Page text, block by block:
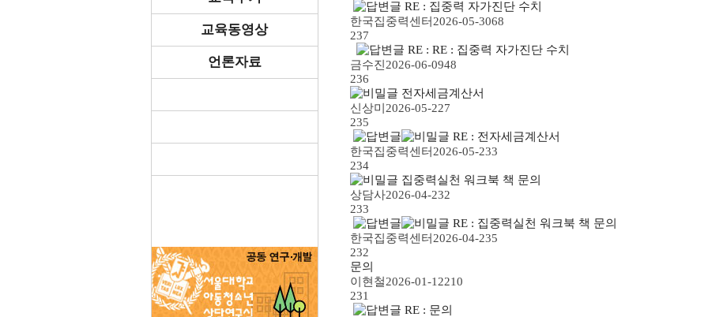
교육동영상
언론자료
RE : 집중력 자가진단 수치
한국집중력센터 2026-05-3068
237
RE : RE : 집중력 자가진단 수치
금수진 2026-06-0948
236
전자세금계산서
신상미 2026-05-227
235
RE : 전자세금계산서
한국집중력센터 2026-05-233
234
집중력실천 워크북 책 문의
상담사2026-04-232
233
RE : 집중력실천 워크북 책 문의
한국집중력센터 2026-04-235
232
문의
이현철2026-01-12210
231
RE : 문의